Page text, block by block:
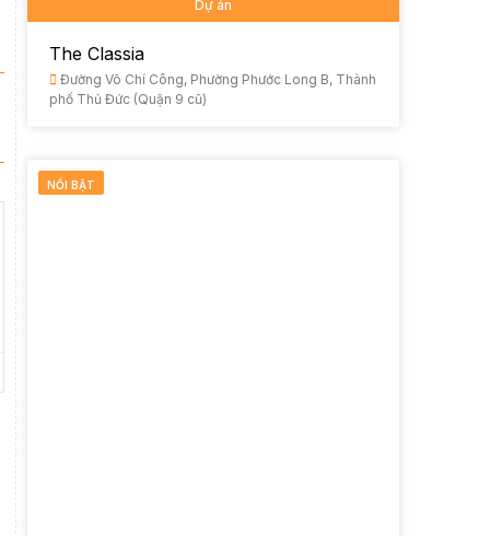
Dự án
The Classia
Đường Võ Chí Công, Phường Phước Long B, Thành
phố Thủ Đức (Quận 9 cũ)
NỔI BẬT